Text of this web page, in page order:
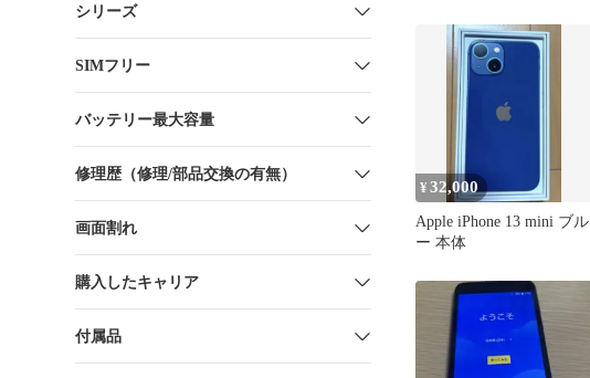
シリーズ
SIMフリー
バッテリー最大容量
修理歴（修理/部品交換の有無）
画面割れ
購入したキャリア
付属品
¥32,000
Apple iPhone 13 mini ブル
ー 本体